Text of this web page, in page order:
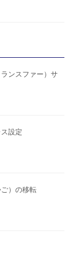
ンスファー）サ
設定
）の移転